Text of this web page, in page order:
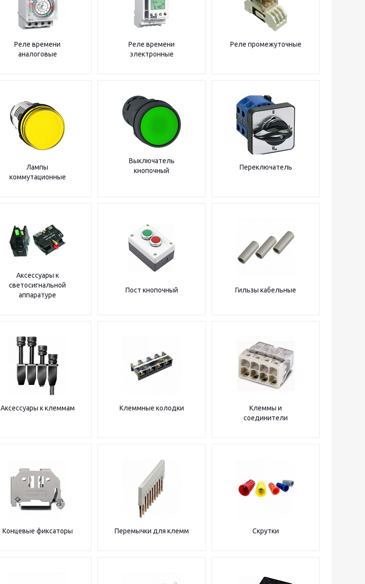
Реле времени
аналоговые
Реле времени
электронные
Реле промежуточные
Лампы
коммутационные
Выключатель
кнопочный
Переключатель
Аксессуары к
светосигнальной
аппаратуре
Пост кнопочный Гильзы кабельные
Аксессуары к клеммам Клеммные колодки
Клеммы и
соединители
Концевые фиксаторы Перемычки для клемм Скрутки